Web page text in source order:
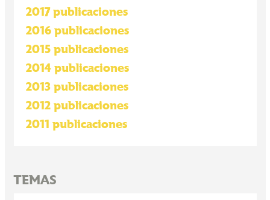
2017 publicaciones
2016 publicaciones
2015 publicaciones
2014 publicaciones
2013 publicaciones
2012 publicaciones
2011 publicaciones
TEMAS